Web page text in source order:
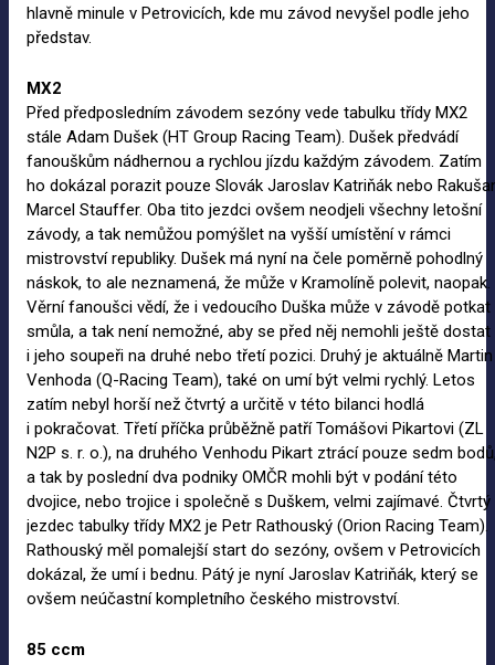
hlavně minule v Petrovicích, kde mu závod nevyšel podle jeho
představ.
MX2
Před předposledním závodem sezóny vede tabulku třídy MX2
stále Adam Dušek (HT Group Racing Team). Dušek předvádí
fanouškům nádhernou a rychlou jízdu každým závodem. Zatím
ho dokázal porazit pouze Slovák Jaroslav Katriňák nebo
Marcel Stauffer. Oba tito jezdci ovšem neodjeli všechny letošní
závody, a tak nemůžou pomýšlet na vyšší umístění v rámci
mistrovství republiky. Dušek má nyní na čele poměrně pohodlný
náskok, to ale neznamená, že může v Kramolíně polevit, naopak.
Věrní fanoušci vědí, že i vedoucího Duška může v závodě potkat
smůla, a tak není nemožné, aby se před něj nemohli ještě dostat
i jeho soupeři na druhé nebo třetí pozici. Druhý je aktuálně Martin
Venhoda (Q-Racing Team), také on umí být velmi rychlý. Letos
zatím nebyl horší než čtvrtý a určitě v této bilanci hodlá
i pokračovat. Třetí příčka průběžně patří Tomášovi Pikartovi (ZL
N2P s. r. o.), na druhého Venhodu Pikart ztrácí pouze sedm
a tak by poslední dva podniky OMČR mohli být v podání této
dvojice, nebo trojice i společně s Duškem, velmi zajímavé. Čtvrtý
jezdec tabulky třídy MX2 je Petr Rathouský (Orion Racing Team).
Rathouský měl pomalejší start do sezóny, ovšem v Petrovicích
dokázal, že umí i bednu. Pátý je nyní Jaroslav Katriňák, který se
ovšem neúčastní kompletního českého mistrovství.
85 ccm